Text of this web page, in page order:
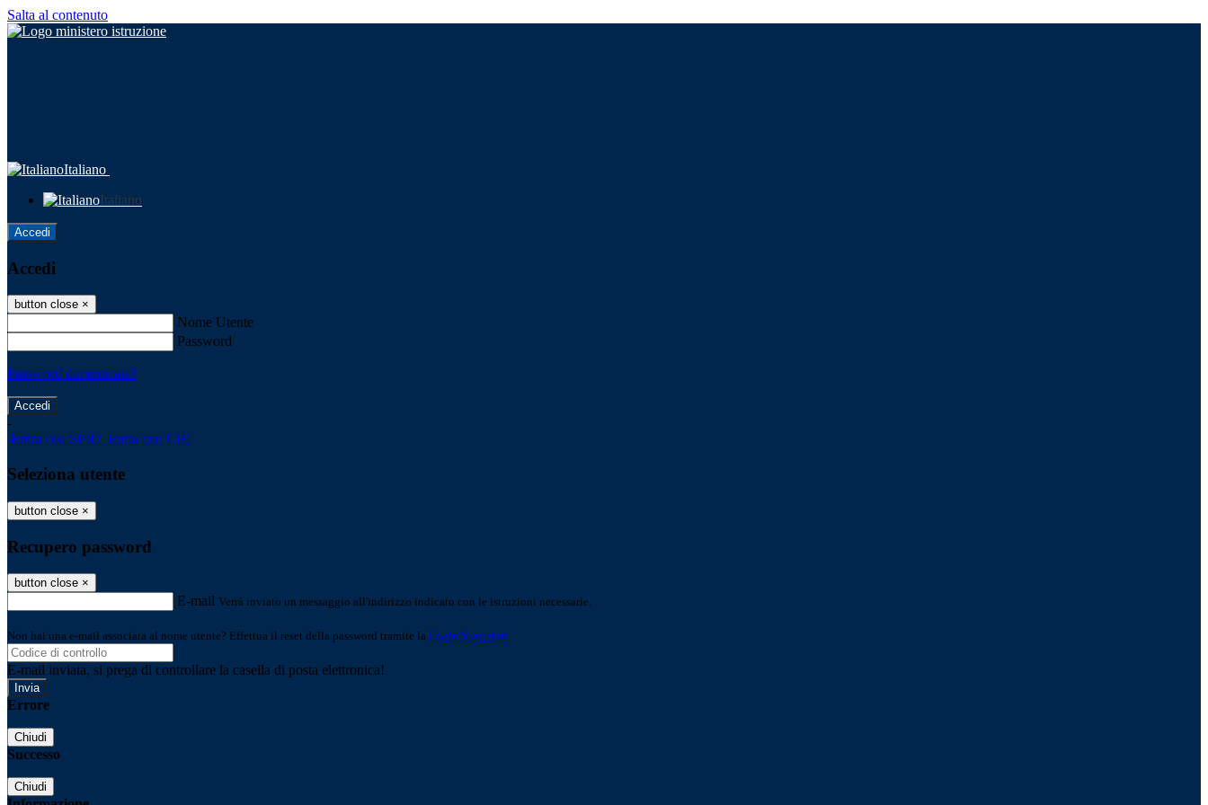
Salta al contenuto
Italiano
Italiano
Accedi
Accedi
button close ×
Nome Utente
Password
Password dimenticata?
-
Entra con SPID Entra con CIE
Seleziona utente
button close ×
Recupero password
button close ×
E-mail Verrà inviato un messaggio all'indirizzo indicato con le istruzioni necessarie.
Non hai una e-mail associata al nome utente? Effettua il reset della password tramite la Login Spaggiari
E-mail inviata, si prega di controllare la casella di posta elettronica!
Errore
Chiudi
Successo
Chiudi